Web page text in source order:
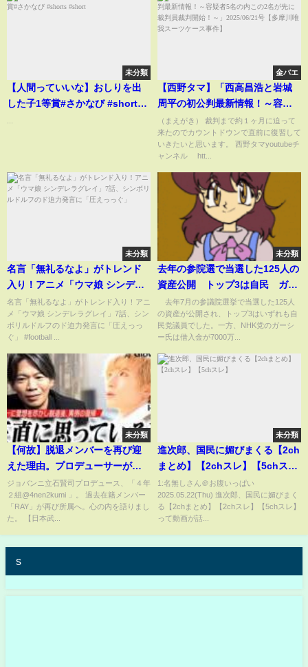
未分類
【人間っていいな】おしりを出
した子1等賞#さかなび #shorts
金バエ
【西野タマ】「西高昌浩と岩城
周平の初公判最新情報！～容疑
者5名の内この2名が先に裁判員
裁判開始！～」2025/06/21号
【多摩川唯我スーツケース事
（まえがき） 裁判まで約１ヶ月に迫って
来たのでカウントドウンで直前に復習して
いきたいと思います。 西野タマyoutubeチ
ャンネル htt...
未分類
名言「無礼るなよ」がトレンド
入り！アニメ「ウマ娘 シンデレ
ラグレイ」7話、シンボリルドル
フのド迫力発言に「圧えっっ
ぐ」
名言「無礼るなよ」がトレンド入り！アニ
メ「ウマ娘 シンデレラグレイ」7話、シン
ボリルドルフのド迫力発言に「圧えっっ
ぐ」 #football ...
未分類
去年の参院選で当選した125人の
資産公開 トップ3は自民 ガー
シー氏は借入金7000万円(2023年
1月4日)
去年7月の参議院選挙で当選した125人
の資産が公開され、トップ3はいずれも自
民党議員でした。一方、NHK党のガーシ
ー氏は借入金が7000万...
未分類
【何故】脱退メンバーを再び迎
えた理由。プロデューサーが本
音で語る。4年2組「RAY」の復
帰
ジョバンニ立石賢司プロデュース、「４年
２組@4nen2kumi 」。 過去在籍メンバー
「RAY」が再び所属へ。心の内を語りまし
た。 【日本武...
未分類
進次郎、国民に媚びまくる【2ch
まとめ】【2chスレ】【5chス
レ】
1:名無しさん＠お腹いっぱい
2025.05.22(Thu) 進次郎、国民に媚びまく
る【2chまとめ】【2chスレ】【5chスレ】
って動画が話...
s